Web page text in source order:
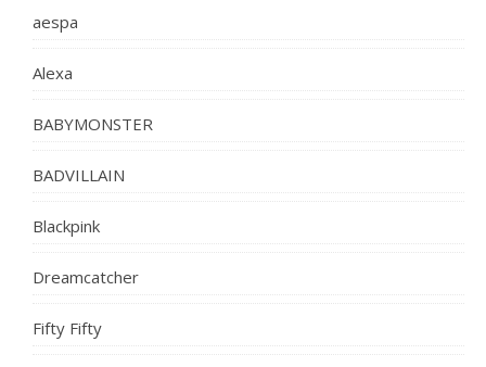
aespa
Alexa
BABYMONSTER
BADVILLAIN
Blackpink
Dreamcatcher
Fifty Fifty